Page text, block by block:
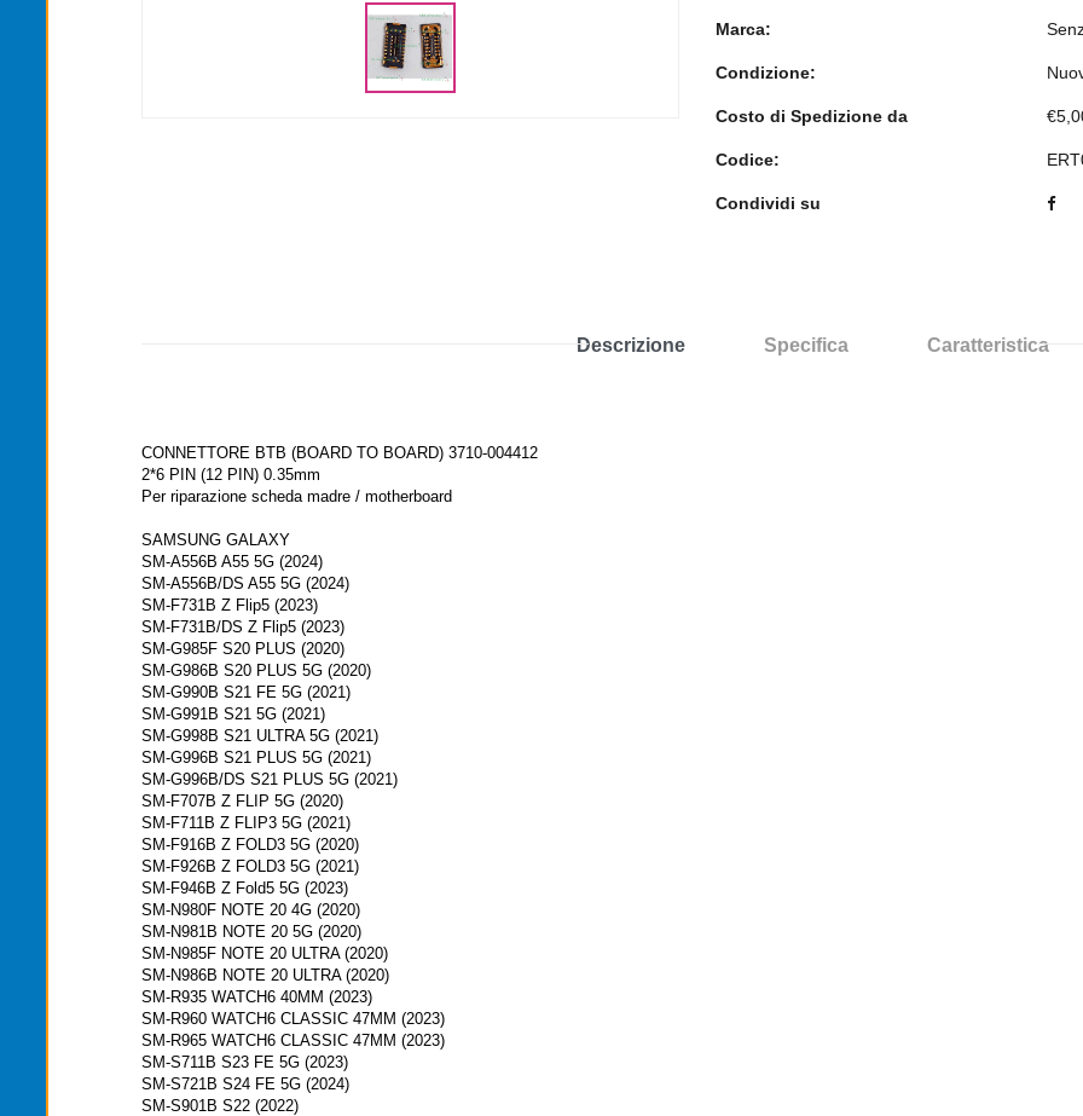
Marca:
Condizione:
Costo di Spedizione da
Codice:
Condividi su
Descrizione Specifica Caratteristica
CONNETTORE BTB (BOARD TO BOARD) 3710-004412
2*6 PIN (12 PIN) 0.35mm
Per riparazione scheda madre / motherboard
SAMSUNG GALAXY
SM-A556B A55 5G (2024)
SM-A556B/DS A55 5G (2024)
SM-F731B Z Flip5 (2023)
SM-F731B/DS Z Flip5 (2023)
SM-G985F S20 PLUS (2020)
SM-G986B S20 PLUS 5G (2020)
SM-G990B S21 FE 5G (2021)
SM-G991B S21 5G (2021)
SM-G998B S21 ULTRA 5G (2021)
SM-G996B S21 PLUS 5G (2021)
SM-G996B/DS S21 PLUS 5G (2021)
SM-F707B Z FLIP 5G (2020)
SM-F711B Z FLIP3 5G (2021)
SM-F916B Z FOLD3 5G (2020)
SM-F926B Z FOLD3 5G (2021)
SM-F946B Z Fold5 5G (2023)
SM-N980F NOTE 20 4G (2020)
SM-N981B NOTE 20 5G (2020)
SM-N985F NOTE 20 ULTRA (2020)
SM-N986B NOTE 20 ULTRA (2020)
SM-R935 WATCH6 40MM (2023)
SM-R960 WATCH6 CLASSIC 47MM (2023)
SM-R965 WATCH6 CLASSIC 47MM (2023)
SM-S711B S23 FE 5G (2023)
SM-S721B S24 FE 5G (2024)
SM-S901B S22 (2022)